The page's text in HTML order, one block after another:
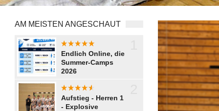
AM MEISTEN ANGESCHAUT
aaaaaaaa
Endlich Online, die
Summer-Camps
2026
aaaaaaa
Aufstieg - Herren 1
- Explosive